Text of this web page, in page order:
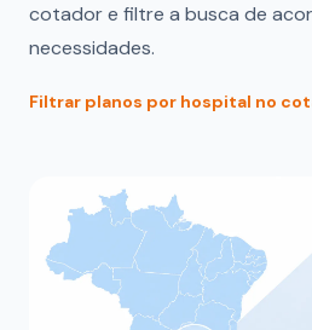
cotador e filtre a busca de
necessidades.
Filtrar planos por hospital no